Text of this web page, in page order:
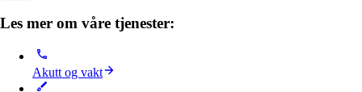
Les mer om våre tjenester:
Akutt og vakt